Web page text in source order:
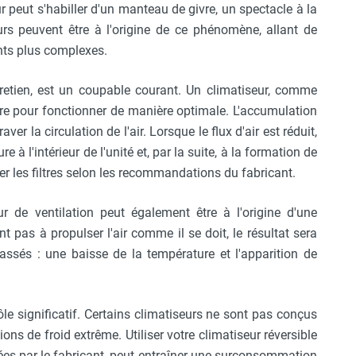
peut s'habiller d'un manteau de givre, un spectacle à la
peuvent être à l'origine de ce phénomène, allant de
plus complexes.
est un coupable courant. Un climatiseur, comme
pour fonctionner de manière optimale. L'accumulation
la circulation de l'air. Lorsque le flux d'air est réduit,
à l'intérieur de l'unité et, par la suite, à la formation de
les filtres selon les recommandations du fabricant.
de ventilation peut également être à l'origine d'une
pas à propulser l'air comme il se doit, le résultat sera
: une baisse de la température et l'apparition de
significatif. Certains climatiseurs ne sont pas conçus
de froid extrême. Utiliser votre climatiseur réversible